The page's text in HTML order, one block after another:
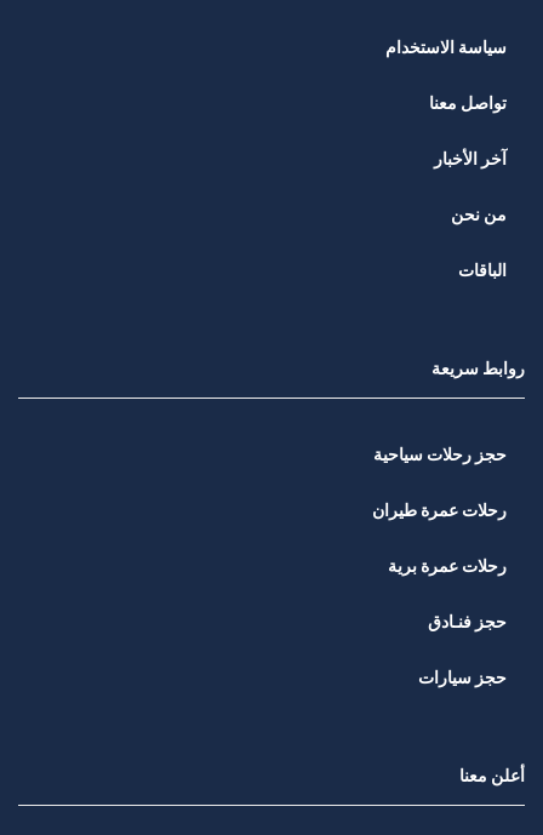
سياسة الاستخدام
تواصل معنا
آخر الأخبار
من نحن
الباقات
روابط سريعة
حجز رحلات سياحية
رحلات عمرة طيران
رحلات عمرة برية
حجز فنـادق
حجز سيارات
أعلن معنا